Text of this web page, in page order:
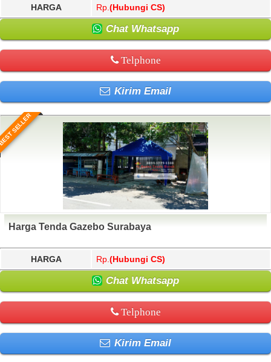
HARGA Rp. (Hubungi CS)
Chat Whatsapp
Telphone
Kirim Email
SELLER
Harga Tenda Gazebo Surabaya
HARGA Rp. (Hubungi CS)
Chat Whatsapp
Telphone
Kirim Email